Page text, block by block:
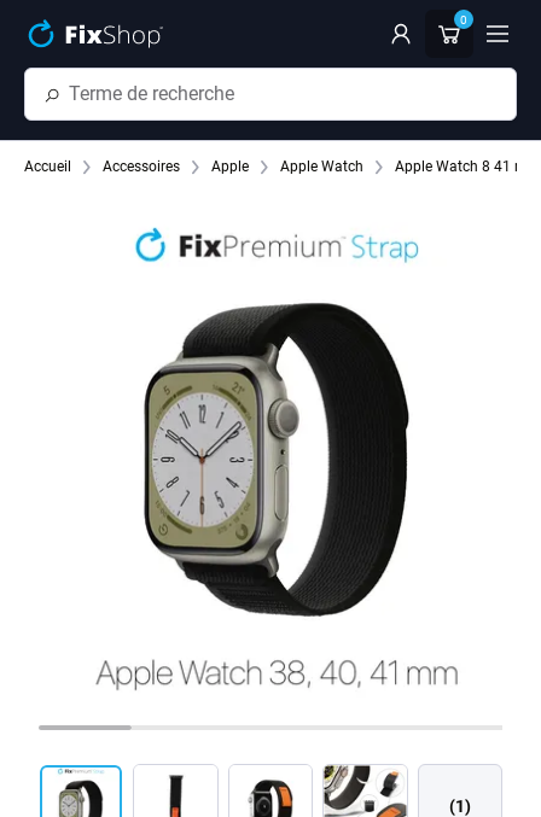
0
Accueil Accessoires Apple Apple Watch Apple Watch 8 41 mm
(1)